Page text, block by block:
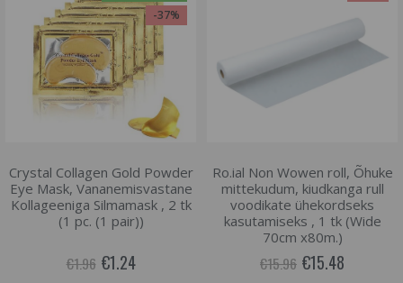
-37%
Crystal Collagen Gold Powder
Eye Mask, Vananemisvastane
Kollageeniga Silmamask , 2 tk
(1 pc. (1 pair))
€1.96 €1.24
Ro.ial Non Wowen roll, Õhuke
mittekudum, kiudkanga rull
voodikate ühekordseks
kasutamiseks , 1 tk (Wide
70cm x80m.)
€15.96 €15.48